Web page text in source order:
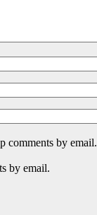
comments by email.
by email.